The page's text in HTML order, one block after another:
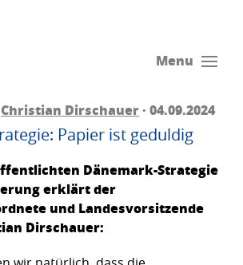
Menu
Christian Dirschauer· 04.09.2024
Papier ist geduldig
Dänemark-Strategie
erklärt der
und Landesvorsitzende
Dirschauer: